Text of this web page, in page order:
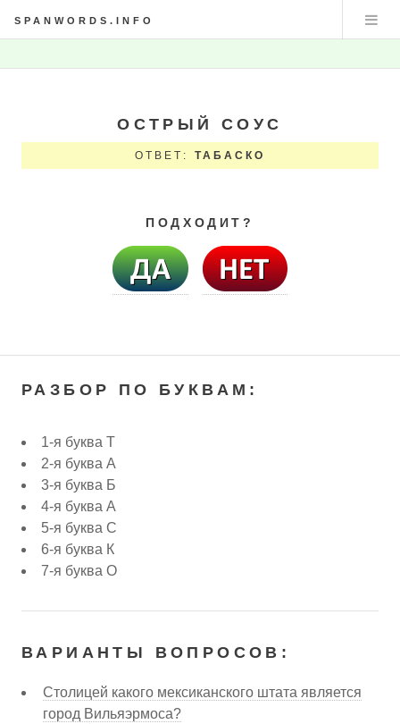
SPANWORDS.INFO
ОСТРЫЙ СОУС
ОТВЕТ: ТАБАСКО
ПОДХОДИТ?
РАЗБОР ПО БУКВАМ:
1-я буква Т
2-я буква А
3-я буква Б
4-я буква А
5-я буква С
6-я буква К
7-я буква О
ВАРИАНТЫ ВОПРОСОВ:
Столицей какого мексиканского штата является
город Вильяэрмоса?